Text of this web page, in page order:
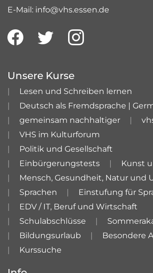
E-Mail: info@vhs.essen.de
Unsere Kurse
Lesen und Schreiben lernen
Deutsch als Fremdsprache |
gemeinsam nachhaltiger
VHS im Kulturforum
Politik und Gesellschaft
Einbürgerungstests
Kunst
Mensch, Gesundheit, Natur und
Sprachen
Einstufung für
EDV / IT, Beruf und Wirtschaft
Schulabschlüsse
Bildungsurlaub
Besondere
Kurssuche